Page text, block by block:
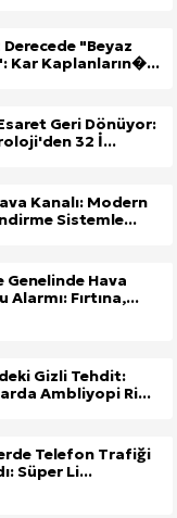
Derecede "Beyaz
Kar Kaplanların�...
Geri Dönüyor:
32 İ...
Kanalı: Modern
Sistemle...
Genelinde Hava
Alarmı: Fırtına,...
Gizli Tehdit:
Ambliyopi Ri...
Telefon Trafiği
Süper Li...